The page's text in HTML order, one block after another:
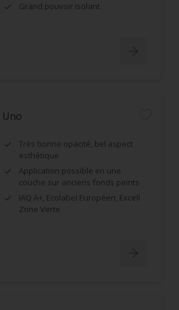
Grand pouvoir isolant
Uno
Très bonne opacité, bel aspect
esthétique
Application possible en une
couche sur anciens fonds peints
IAQ A+, Ecolabel Européen, Excell
Zone Verte